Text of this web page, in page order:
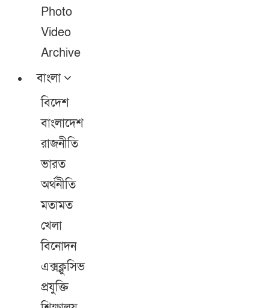
Photo
Video
Archive
বাংলা
বিদেশ
বাংলাদেশ
রাজনীতি
ভারত
অর্থনীতি
মতামত
খেলা
বিনোদন
এক্সক্লুসিভ
প্রযুক্তি